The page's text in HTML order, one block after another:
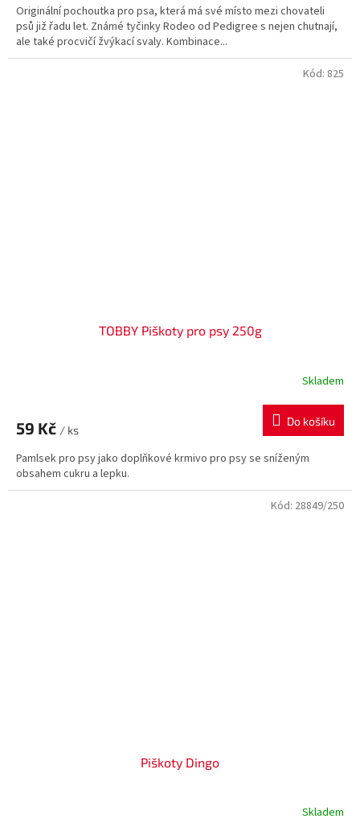
Originální pochoutka pro psa, která má své místo mezi chovateli
psů již řadu let. Známé tyčinky Rodeo od Pedigree s nejen chutnají,
ale také procvičí žvýkací svaly. Kombinace...
TOBBY Piškoty pro psy 250g
Skladem
59 Kč / ks
Do košíku
Pamlsek pro psy jako doplňkové krmivo pro psy se sníženým
obsahem cukru a lepku.
Kód: 825
Piškoty Dingo
Skladem
Kód: 28849/250